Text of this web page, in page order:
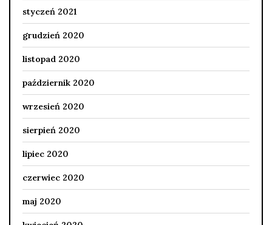
styczeń 2021
grudzień 2020
listopad 2020
październik 2020
wrzesień 2020
sierpień 2020
lipiec 2020
czerwiec 2020
maj 2020